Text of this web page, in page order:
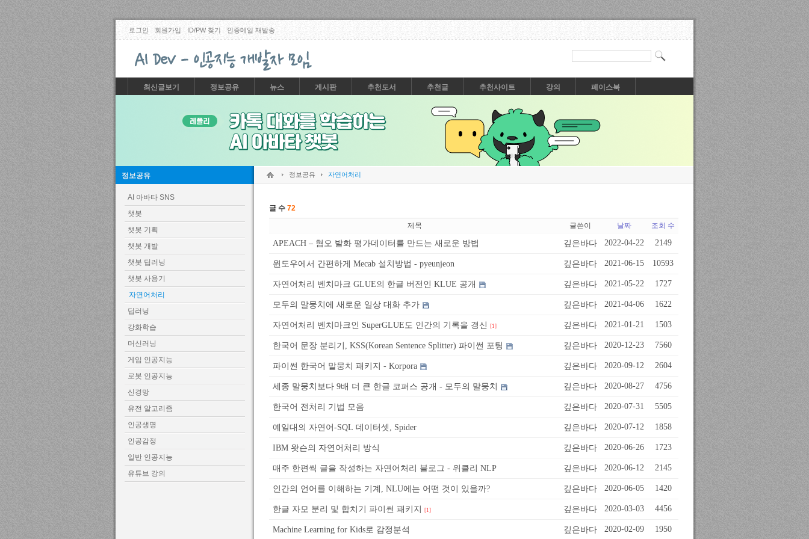
로그인 회원가입 ID/PW 찾기 인증메일 재발송
최신글보기 정보공유 뉴스 게시판 추천도서 추천글 추천사이트 강의 페이스북
정보공유
AI 아바타 SNS
챗봇
챗봇 기획
챗봇 개발
챗봇 딥러닝
챗봇 사용기
자연어처리
딥러닝
강화학습
머신러닝
게임 인공지능
로봇 인공지능
신경망
유전 알고리즘
인공생명
인공감정
일반 인공지능
유튜브 강의
정보공유 자연어처리
글 수 72
제목 글쓴이 날짜 조회 수
APEACH – 혐오 발화 평가데이터를 만드는 새로운 방법 깊은바다 2022-04-22 2149
윈도우에서 간편하게 Mecab 설치방법 - pyeunjeon 깊은바다 2021-06-15 10593
자연어처리 벤치마크 GLUE의 한글 버전인 KLUE 공개 깊은바다 2021-05-22 1727
모두의 말뭉치에 새로운 일상 대화 추가 깊은바다 2021-04-06 1622
자연어처리 벤치마크인 SuperGLUE도 인간의 기록을 경신 [1] 깊은바다 2021-01-21 1503
한국어 문장 분리기, KSS(Korean Sentence Splitter) 파이썬 포팅 깊은바다 2020-12-23 7560
파이썬 한국어 말뭉치 패키지 - Korpora 깊은바다 2020-09-12 2604
세종 말뭉치보다 9배 더 큰 한글 코퍼스 공개 - 모두의 말뭉치 깊은바다 2020-08-27 4756
한국어 전처리 기법 모음 깊은바다 2020-07-31 5505
예일대의 자연어-SQL 데이터셋, Spider 깊은바다 2020-07-12 1858
IBM 왓슨의 자연어처리 방식 깊은바다 2020-06-26 1723
매주 한편씩 글을 작성하는 자연어처리 블로그 - 위클리 NLP 깊은바다 2020-06-12 2145
인간의 언어를 이해하는 기계, NLU에는 어떤 것이 있을까? 깊은바다 2020-06-05 1420
한글 자모 분리 및 합치기 파이썬 패키지 [1] 깊은바다 2020-03-03 4456
Machine Learning for Kids로 감정분석 깊은바다 2020-02-09 1950